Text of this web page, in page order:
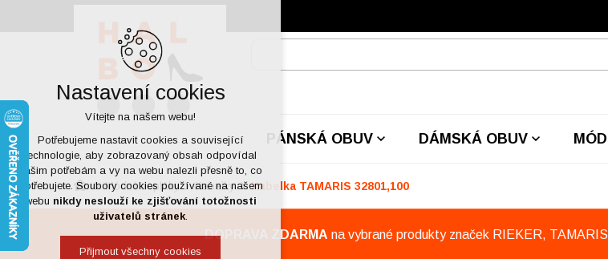
PÁNSKÁ OBUV DÁMSKÁ OBUV
Módní doplňky Kabelky Kabelka TAMARIS 32801,100
DOPRAVA ZDARMA na vybrané produkty značek RIEKER,
Nastavení cookies
Vítejte na našem webu!
Potřebujeme nastavit cookies a související
technologie, aby zobrazovaný obsah odpovídal
vašim potřebám a vy na webu nalezli přesně to, co
potřebujete. Soubory cookies používané na našem
webu nikdy neslouží ke zjišťování totožnosti
uživatelů stránek.
Přijmout všechny cookies